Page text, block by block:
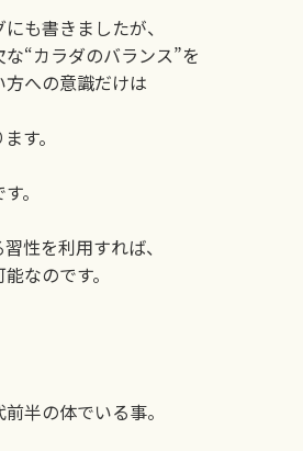
も書きましたが、
“カラダのバランス”を
への意識だけは
す。
。
性を利用すれば、
なのです。
半の体でいる事。